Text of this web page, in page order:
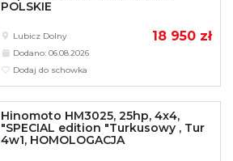
POLSKIE
18 950 zł
Lubicz Dolny
Dodano: 06.08.2026
Dodaj do schowka
Hinomoto HM3025, 25hp, 4x4,
"SPECIAL edition "Turkusowy , Tur
4w1, HOMOLOGACJA